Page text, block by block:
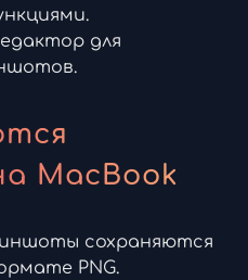
для
MacBook
сохраняются
PNG.